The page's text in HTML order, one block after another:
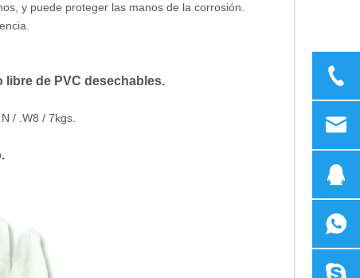
y puede proteger las manos de la corrosión.
libre de PVC desechables.
/ .W8 / 7kgs.